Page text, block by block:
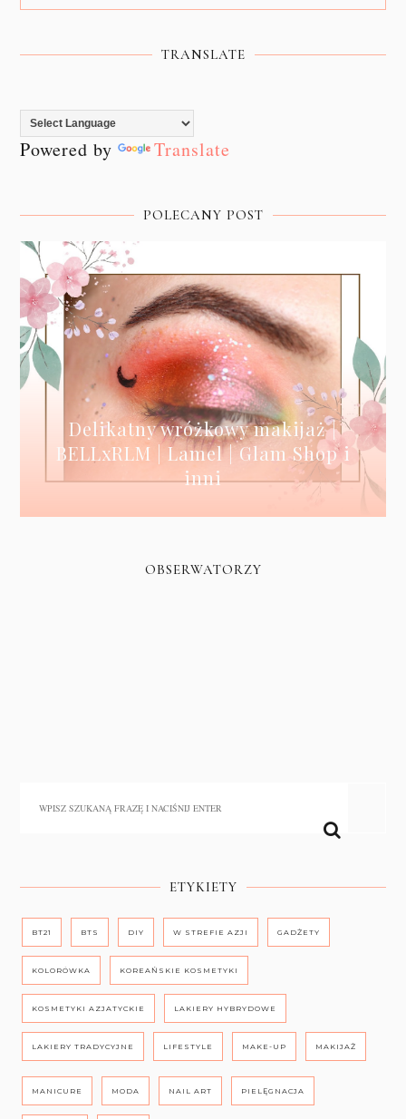
TRANSLATE
Powered by Translate
POLECANY POST
Delikatny wróżkowy makijaż |
BELLxRLM | Lamel | Glam Shop i
inni
OBSERWATORZY
ETYKIETY
BT21 BTS DIY W STREFIE AZJI GADŻETY
KOLORÓWKA KOREAŃSKIE KOSMETYKI
KOSMETYKI AZJATYCKIE LAKIERY HYBRYDOWE
LAKIERY TRADYCYJNE LIFESTYLE MAKE-UP MAKIJAŻ
MANICURE MODA NAIL ART PIELĘGNACJA